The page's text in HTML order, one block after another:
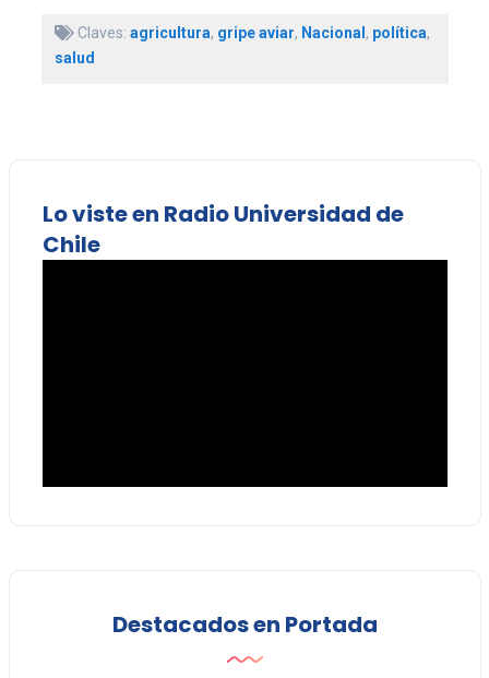
Claves: agricultura, gripe aviar, Nacional, política,
salud
Lo viste en Radio Universidad de
Chile
Destacados en Portada